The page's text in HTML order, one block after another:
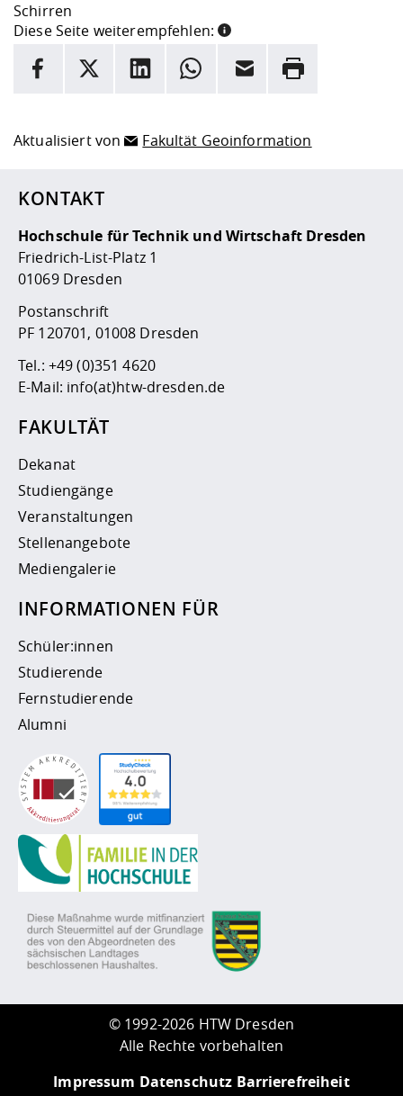
Schirren
Diese Seite weiterempfehlen:
INFORMATION
Facebook
X LinkedInWhatsappE-Mail Drucken
Aktualisiert von Fakultät Geoinformation
KONTAKT
Hochschule für Technik und Wirtschaft Dresden
Friedrich-List-Platz 1
01069 Dresden
Postanschrift
PF 120701, 01008 Dresden
Tel.: +49 (0)351 4620
E-Mail: info(at)htw-dresden.de
FAKULTÄT
Dekanat
Studiengänge
Veranstaltungen
Stellenangebote
Mediengalerie
INFORMATIONEN FÜR
Schüler:innen
Studierende
Fernstudierende
Alumni
© 1992-2026 HTW Dresden
Alle Rechte vorbehalten
Impressum Datenschutz Barrierefreiheit